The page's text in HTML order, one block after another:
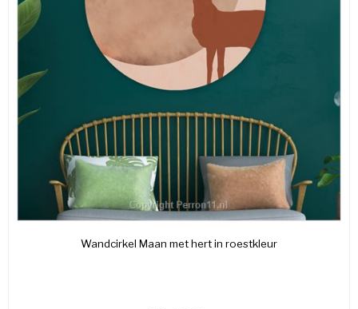
Wandcirkel Maan met hert in roestkleur